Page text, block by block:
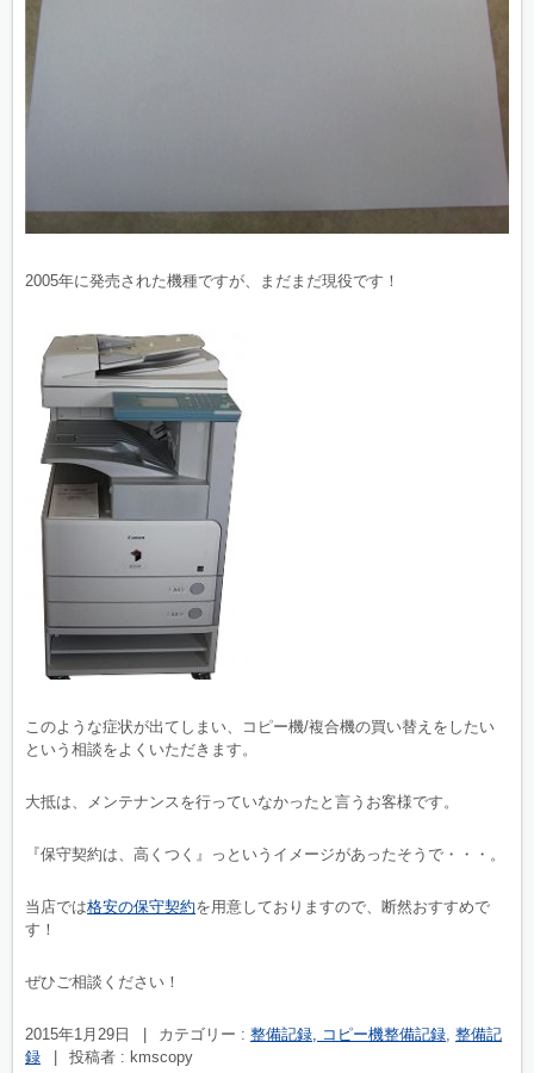
2005年に発売された機種ですが、まだまだ現役です！
このような症状が出てしまい、コピー機/複合機の買い替えをしたい
という相談をよくいただきます。
大抵は、メンテナンスを行っていなかったと言うお客様です。
『保守契約は、高くつく』っというイメージがあったそうで・・・。
当店では格安の保守契約を用意しておりますので、断然おすすめで
す！
ぜひご相談ください！
2015年1月29日 カテゴリー : 整備記録, コピー機整備記録, 整備記
録
投稿者 : kmscopy